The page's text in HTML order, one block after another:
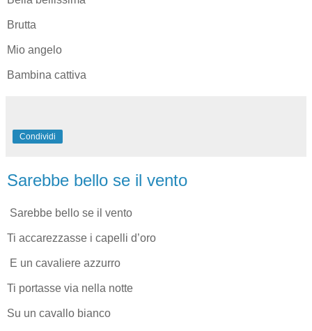
Brutta
Mio angelo
Bambina cattiva
Condividi
Sarebbe bello se il vento
Sarebbe bello se il vento
Ti accarezzasse i capelli d’oro
E un cavaliere azzurro
Ti portasse via nella notte
Su un cavallo bianco